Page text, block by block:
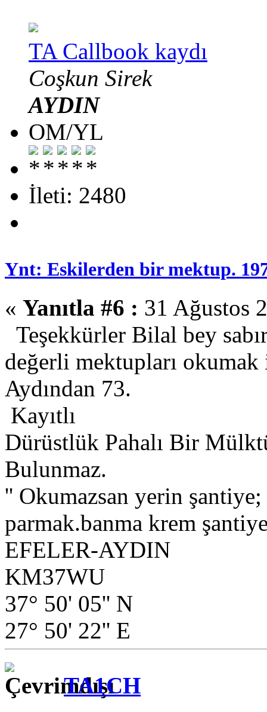
TA Callbook kaydı
Coşkun Sirek
AYDIN
OM/YL
İleti: 2480
Ynt: Eskilerden bir mektup.
« Yanıtla #6 : 31 Ağustos
Teşekkürler Bilal bey
değerli mektupları
Aydından 73.
Kayıtlı
Dürüstlük Pahalı Bir
Bulunmaz.
'' Okumazsan yerin
parmak.banma krem
EFELER-AYDIN
KM37WU
37° 50' 05'' N
27° 50' 22'' E
TA1CH